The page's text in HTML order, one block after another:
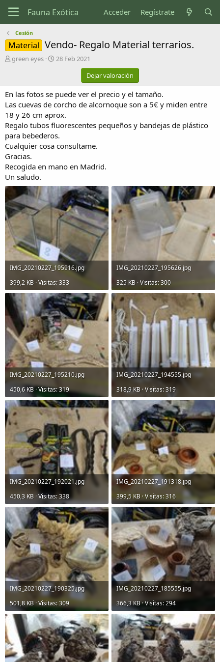
Acceder Regístrate
Cesión
Material Vendo- Regalo Material terrarios.
A
o
r
green eyes
F
h
a
d
c
r
e
a
i
28 Feb 2021
Dejar valoración
En las fotos se puede ver el precio y el tamaño.
Las cuevas de corcho de alcornoque son a 5€ y miden entre
18 y 26 cm aprox.
Regalo tubos fluorescentes pequeños y bandejas de plástico
para bebederos.
Cualquier cosa consultame.
Gracias.
Recogida en mano en Madrid.
Un saludo.
IMG_20210227_195916.jpg
399,2 KB · Visitas: 333
IMG_20210227_195626.jpg
325 KB · Visitas: 300
IMG_20210227_195210.jpg
450,6 KB · Visitas: 319
IMG_20210227_194555.jpg
318,9 KB · Visitas: 319
IMG_20210227_192021.jpg
450,3 KB · Visitas: 338
IMG_20210227_191318.jpg
399,5 KB · Visitas: 316
IMG_20210227_190325.jpg
501,8 KB · Visitas: 309
IMG_20210227_185555.jpg
366,3 KB · Visitas: 294